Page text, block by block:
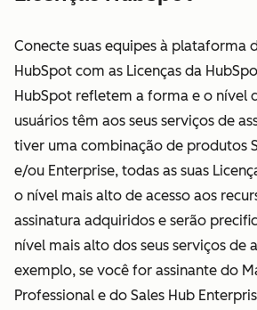
Conecte suas equipes à plataforma
HubSpot com as Licenças da
HubSpot refletem a forma e o nível
usuários têm aos seus serviços de
tiver uma combinação de produtos
e/ou Enterprise, todas as suas
o nível mais alto de acesso aos
assinatura adquiridos e serão
nível mais alto dos seus serviços de
exemplo, se você for assinante do
Professional e do Sales Hub